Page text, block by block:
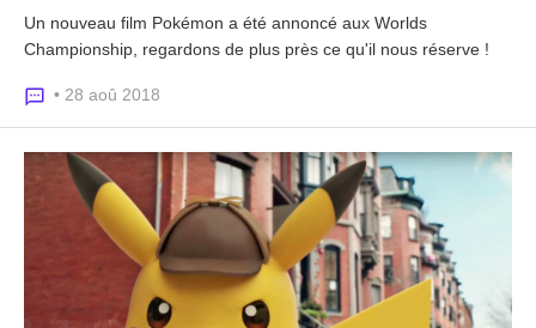
Un nouveau film Pokémon a été annoncé aux Worlds
Championship, regardons de plus près ce qu'il nous réserve !
• 28 aoû 2018